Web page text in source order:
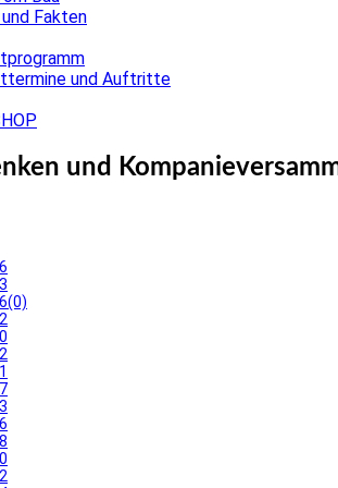
Fakten
und Auftritte
und